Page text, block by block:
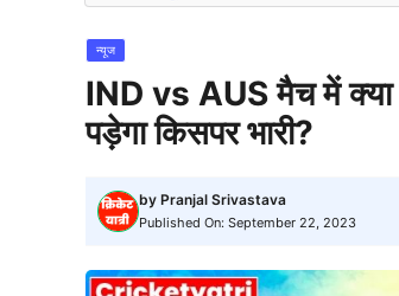
न्यूज
IND vs AUS मैच में
पड़ेगा किसपर भारी?
by Pranjal Srivastava
Published On: September 22, 2023